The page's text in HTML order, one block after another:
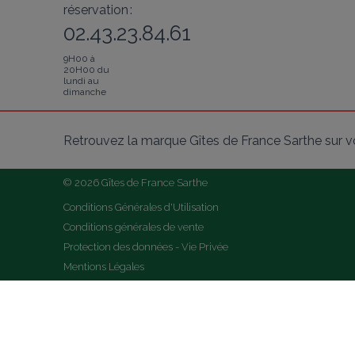
réservation :
02.43.23.84.61
9H00 à
20H00 du
lundi au
dimanche
Retrouvez la marque Gîtes de France Sarthe sur
© 2026 Gîtes de France Sarthe
Conditions Générales d'Utilisation
Conditions générales de vente
Protection des données - Vie Privée
Mentions Légales